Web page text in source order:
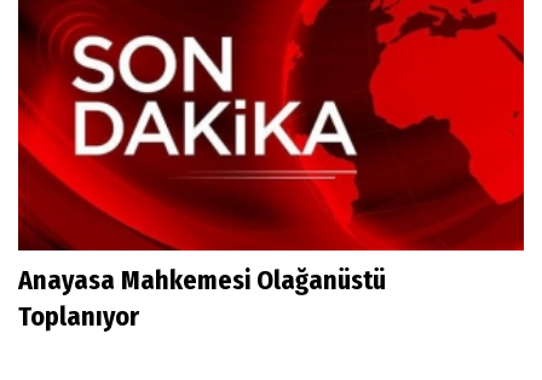
Anayasa Mahkemesi Olağanüstü
Toplanıyor